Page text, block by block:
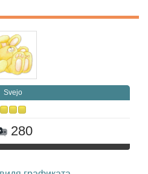
Svejo
280